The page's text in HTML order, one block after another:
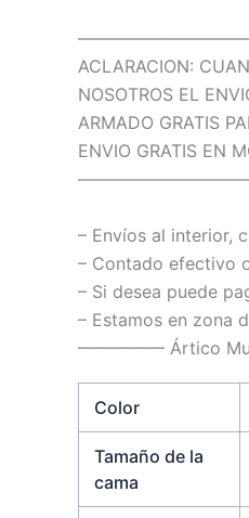
ACLARACION:
NOSOTROS EL
ARMADO GRATIS
ENVIO GRATIS EN
– Envíos al interior,
– Contado efectivo
– Si desea puede
– Estamos en zona
————— Ártico
Color
Tamaño de la
cama